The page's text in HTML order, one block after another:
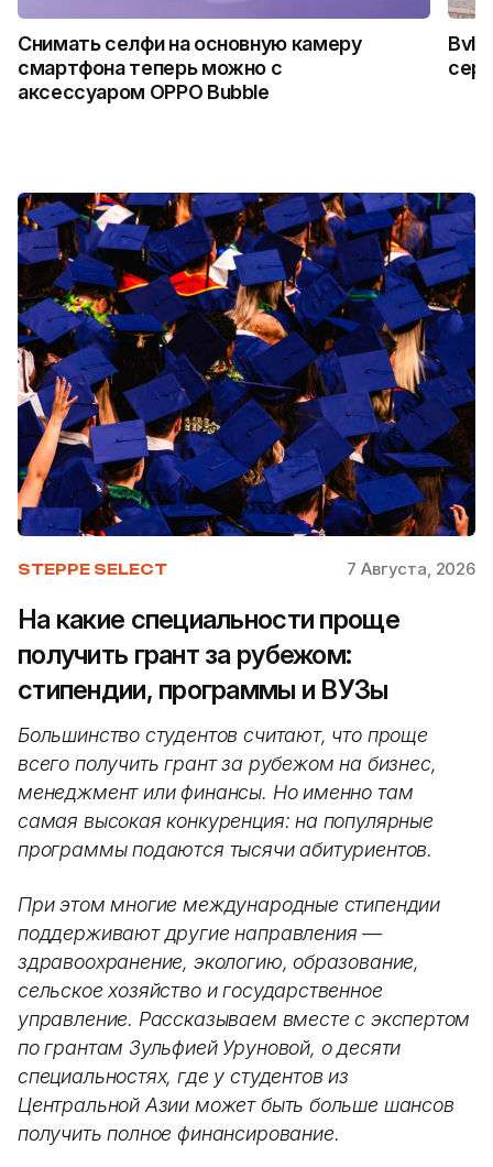
Снимать селфи на основную камеру
смартфона теперь можно с
аксессуаром OPPO Bubble
STEPPE SELECT 7 Августа, 2026
На какие специальности проще
получить грант за рубежом:
стипендии, программы и ВУЗы
Большинство студентов считают, что проще
всего получить грант за рубежом на бизнес,
менеджмент или финансы. Но именно там
самая высокая конкуренция: на популярные
программы подаются тысячи абитуриентов.
При этом многие международные стипендии
поддерживают другие направления —
здравоохранение, экологию, образование,
сельское хозяйство и государственное
управление. Рассказываем вместе с экспертом
по грантам Зульфией Уруновой, о десяти
специальностях, где у студентов из
Центральной Азии может быть больше шансов
получить полное финансирование.